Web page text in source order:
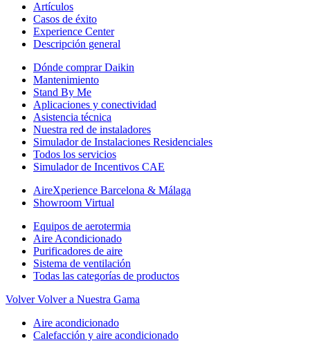
Artículos
Casos de éxito
Experience Center
Descripción general
Dónde comprar Daikin
Mantenimiento
Stand By Me
Aplicaciones y conectividad
Asistencia técnica
Nuestra red de instaladores
Simulador de Instalaciones Residenciales
Todos los servicios
Simulador de Incentivos CAE
AireXperience Barcelona & Málaga
Showroom Virtual
Equipos de aerotermia
Aire Acondicionado
Purificadores de aire
Sistema de ventilación
Todas las categorías de productos
Volver Volver a Nuestra Gama
Aire acondicionado
Calefacción y aire acondicionado